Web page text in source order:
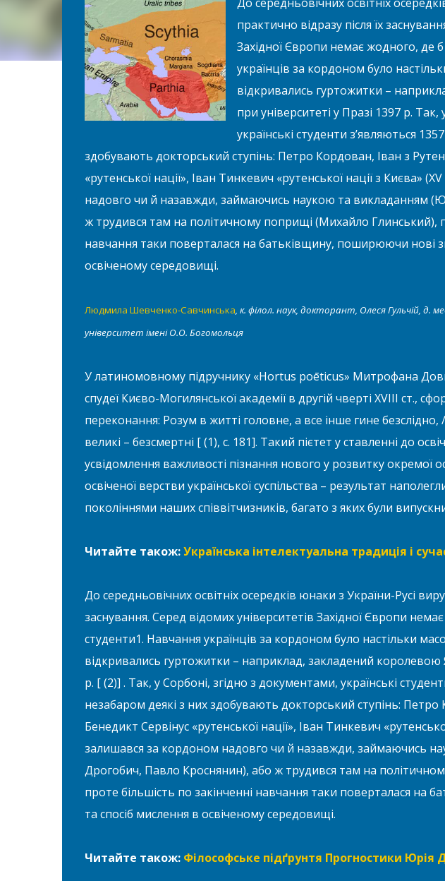
практично відразу після їх
Західної Європи немає жодного, де
українців за кордоном було
відкривались гуртожитки –
при університеті у Празі 1397 р.
українські студенти з’являються
здобувають докторський ступінь: Петро Кордован, Іван з
«рутенської нації», Іван Тинкевич «рутенської нації з Києва»
надовго чи й назавжди, займаючись наукою та викладанням
ж трудився там на політичному поприщі (Михайло Глинський),
навчання таки поверталася на батьківщину, поширюючи нові
освіченому середовищі.
Людмила Шевченко-Савчинська, к. філол. наук, докторант, Олеся Гульчій, д.
університет імені О.О. Богомольця
У латиномовному підручнику «Hortus poēticus» Митрофана
спудеї Києво-Могилянської академії в другій чверті XVIII ст.,
переконання: Розум в житті головне, а все інше гине
великі – безсмертні [ (1), с. 181]. Такий пієтет у ставленні до
усвідомлення важливості пізнання нового у розвитку окремої
освіченої верстви української суспільства – результат
поколіннями наших співвітчизників, багато з яких були
Читайте також:Українська інтелектуальна традиція і
До середньовічних освітніх осередків юнаки з України-Русі
заснування. Серед відомих університетів Західної Європи
студенти1. Навчання українців за кордоном було настільки
відкривались гуртожитки – наприклад, закладений королевою
р. [ (2)] . Так, у Сорбоні, згідно з документами, українські
незабаром деякі з них здобувають докторський ступінь: Петро
Бенедикт Сервінус «рутенської нації», Іван Тинкевич
залишався за кордоном надовго чи й назавжди, займаючись
Дрогобич, Павло Кроснянин), або ж трудився там на
проте більшість по закінченні навчання таки поверталася на
та спосіб мислення в освіченому середовищі.
Читайте також: Філософське підґрунтя Прогностики Юрія